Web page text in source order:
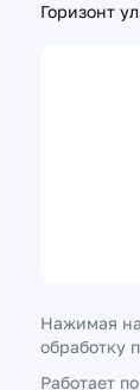
Горизонт
Нажимая
обработку
Работает